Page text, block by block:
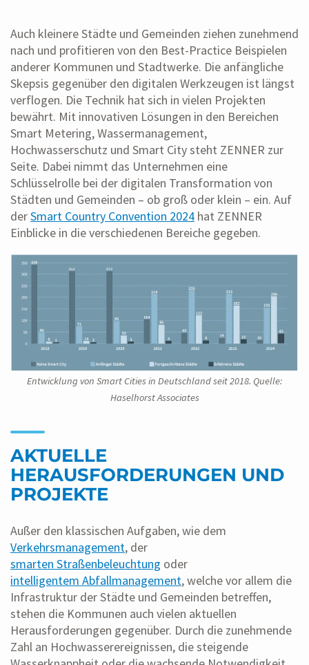
Auch kleinere Städte und Gemeinden ziehen zunehmend
nach und profitieren von den Best-Practice Beispielen
anderer Kommunen und Stadtwerke. Die anfängliche
Skepsis gegenüber den digitalen Werkzeugen ist längst
verflogen. Die Technik hat sich in vielen Projekten
bewährt. Mit innovativen Lösungen in den Bereichen
Smart Metering, Wassermanagement,
Hochwasserschutz und Smart City steht ZENNER zur
Seite. Dabei nimmt das Unternehmen eine
Schlüsselrolle bei der digitalen Transformation von
Städten und Gemeinden – ob groß oder klein – ein. Auf
derSmart Country Convention 2024 hat ZENNER
Einblicke in die verschiedenen Bereiche gegeben.
Entwicklung von Smart Cities in Deutschland seit 2018. Quelle:
Haselhorst Associates
AKTUELLE
HERAUSFORDERUNGEN UND
PROJEKTE
Außer den klassischen Aufgaben, wie dem
Verkehrsmanagement, der
smarten Straßenbeleuchtung oder
intelligentem Abfallmanagement, welche vor allem die
Infrastruktur der Städte und Gemeinden betreffen,
stehen die Kommunen auch vielen aktuellen
Herausforderungen gegenüber. Durch die zunehmende
Zahl an Hochwasserereignissen, die steigende